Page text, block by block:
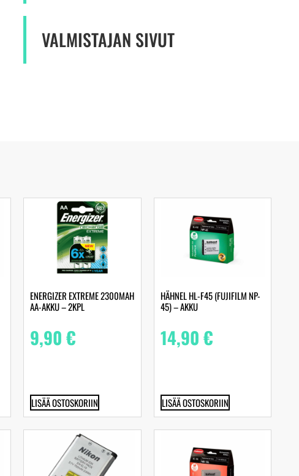
VALMISTAJAN SIVUT
ENERGIZER EXTREME 2300MAH
AA-AKKU – 2KPL
9,90€
LISÄÄ OSTOSKORIIN
HÄHNEL HL-F45 (FUJIFILM NP-
45) – AKKU
14,90€
LISÄÄ OSTOSKORIIN